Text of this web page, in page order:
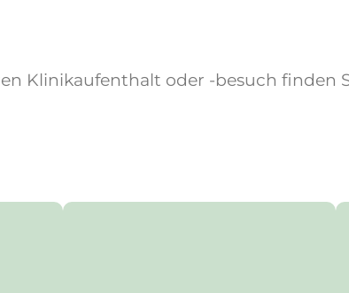
Klinikaufenthalt oder -besuch finden